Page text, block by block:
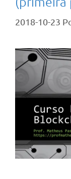
2018-10-23